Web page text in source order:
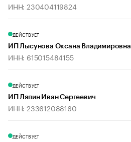
ИНН: 230404119824
ДЕЙСТВУЕТ
ИП Лысунова Оксана Владимировна
ИНН: 615015484155
ДЕЙСТВУЕТ
ИП Ляпин Иван Сергеевич
ИНН: 233612088160
ДЕЙСТВУЕТ